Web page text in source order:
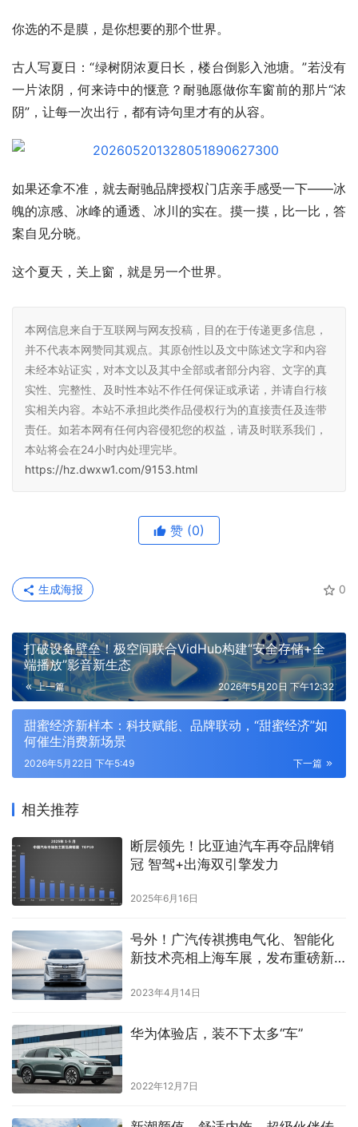
你选的不是膜，是你想要的那个世界。
古人写夏日：“绿树阴浓夏日长，楼台倒影入池塘。”若没有
一片浓阴，何来诗中的惬意？耐驰愿做你车窗前的那片“浓
阴”，让每一次出行，都有诗句里才有的从容。
如果还拿不准，就去耐驰品牌授权门店亲手感受一下——冰
魄的凉感、冰峰的通透、冰川的实在。摸一摸，比一比，答
案自见分晓。
这个夏天，关上窗，就是另一个世界。
本网信息来自于互联网与网友投稿，目的在于传递更多信息，
并不代表本网赞同其观点。其原创性以及文中陈述文字和内容
未经本站证实，对本文以及其中全部或者部分内容、文字的真
实性、完整性、及时性本站不作任何保证或承诺，并请自行核
实相关内容。本站不承担此类作品侵权行为的直接责任及连带
责任。如若本网有任何内容侵犯您的权益，请及时联系我们，
本站将会在24小时内处理完毕。
https://hz.dwxw1.com/9153.html
赞 (0)
0
生成海报
打破设备壁垒！极空间联合VidHub构建“安全存储+全
端播放”影音新生态
上一篇 2026年5月20日 下午12:32
甜蜜经济新样本：科技赋能、品牌联动，“甜蜜经济”如
何催生消费新场景
下一篇
2026年5月22日 下午5:49
相关推荐
断层领先！比亚迪汽车再夺品牌销
冠 智驾+出海双引擎发力
2025年6月16日
号外！广汽传祺携电气化、智能化
新技术亮相上海车展，发布重磅新
2023年4月14日
华为体验店，装不下太多“车”
2022年12月7日